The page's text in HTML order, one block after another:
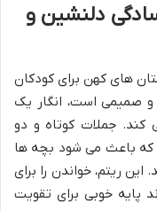
دلنشین و
های کهن برای کودکان
و صمیمی است، انگار یک
جملات کوتاه و دو
باعث می شود بچه ها
ریتم، خواندن را برای
پایه خوبی برای تقویت